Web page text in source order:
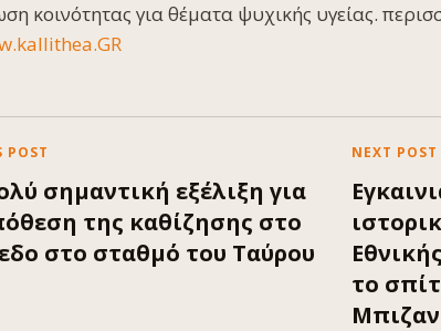
κοινότητας για θέματα ψυχικής υγείας.
POST
σημαντική εξέλιξη για
της καθίζησης στο
στο σταθμό του Ταύρου
NEXT POST
το